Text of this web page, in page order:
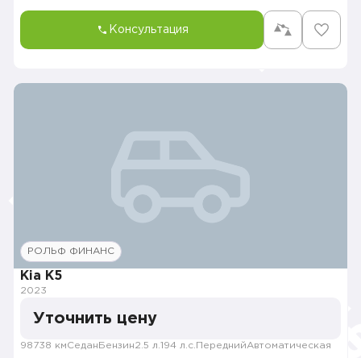
Консультация
РОЛЬФ ФИНАНС
Kia K5
2023
Уточнить цену
98738 кмСедан Бензин2.5 л. 194 л.с. ПереднийАвтоматическая